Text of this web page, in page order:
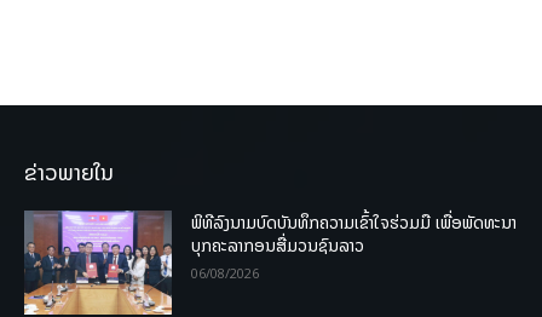
ຂ່າວພາຍໃນ
ພິທີລົງນາມບົດບັນທຶກຄວາມເຂົ້າໃຈຮ່ວມມື ເພື່ອພັດທະນາ
ບຸກຄະລາກອນສື່ມວນຊົນລາວ
06/08/2026